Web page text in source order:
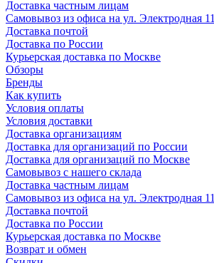
Доставка частным лицам
Самовывоз из офиса на ул. Электродная 11
Доставка почтой
Доставка по России
Курьерская доставка по Москве
Обзоры
Бренды
Как купить
Условия оплаты
Условия доставки
Доставка организациям
Доставка для организаций по России
Доставка для организаций по Москве
Самовывоз с нашего склада
Доставка частным лицам
Самовывоз из офиса на ул. Электродная 11
Доставка почтой
Доставка по России
Курьерская доставка по Москве
Возврат и обмен